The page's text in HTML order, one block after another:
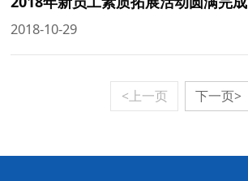
2018-10-29
<上一页 下一页>